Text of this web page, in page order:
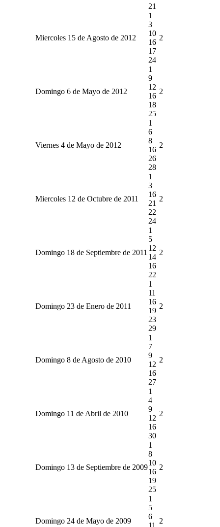
21
Miercoles 15 de Agosto de 2012
1
3
10
16
17
24
2
Domingo 6 de Mayo de 2012
1
9
12
16
18
25
2
Viernes 4 de Mayo de 2012
1
6
8
16
26
28
2
Miercoles 12 de Octubre de 2011
1
3
16
21
22
24
2
Domingo 18 de Septiembre de 2011
1
5
12
14
16
22
2
Domingo 23 de Enero de 2011
1
11
16
19
23
29
2
Domingo 8 de Agosto de 2010
1
7
9
12
16
27
2
Domingo 11 de Abril de 2010
1
4
9
12
16
30
2
Domingo 13 de Septiembre de 2009
1
8
10
16
19
25
2
Domingo 24 de Mayo de 2009
1
5
6
11
2